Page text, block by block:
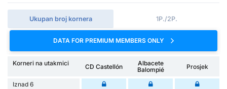
Ukupan broj kornera 1P./2P.
DATA FOR PREMIUM MEMBERS ONLY
Korneri na utakmici CD Castellón
Albacete
Balompié
Prosjek
Iznad 6